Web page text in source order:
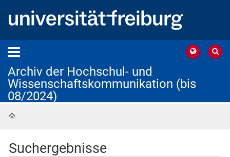
Archiv der Hochschul- und
Wissenschaftskommunikation (bis
08/2024)
Suchergebnisse